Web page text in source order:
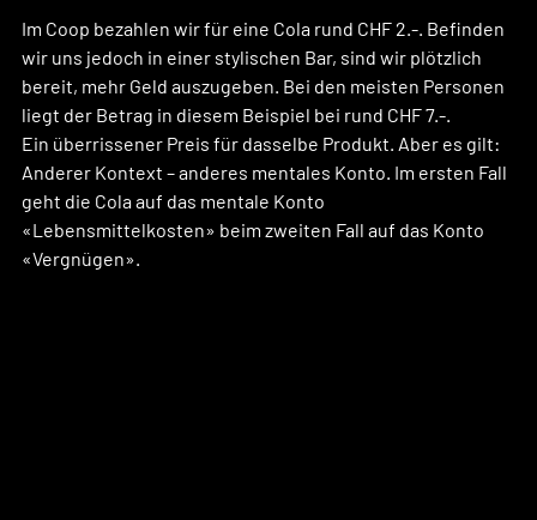
Im Coop bezahlen wir für eine Cola rund CHF 2.-. Befinden
wir uns jedoch in einer stylischen Bar, sind wir plötzlich
bereit, mehr Geld auszugeben. Bei den meisten Personen
liegt der Betrag in diesem Beispiel bei rund CHF 7.-.
Ein überrissener Preis für dasselbe Produkt. Aber es gilt:
Anderer Kontext – anderes mentales Konto. Im ersten Fall
geht die Cola auf das mentale Konto
«Lebensmittelkosten» beim zweiten Fall auf das Konto
«Vergnügen».